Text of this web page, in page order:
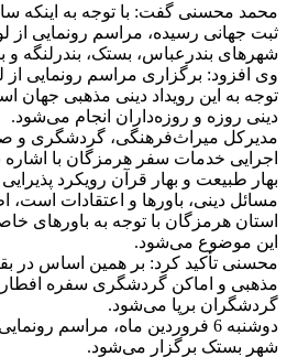
محمد محسنی گفت: با توجه به اینکه
ثبت جهانی رسیده، مراسم رونمایی از
شهرهای بندرعباس، بستک، بندرلنگه و
وی افزود: برگزاری مراسم رونمایی از
توجه به این رویداد دینی مذهبی جهان
دینی روزه و روزه‌داران انجام می‌شود.
مدیرکل میراث‌فرهنگی، گردشگری و
اجرایی خدمات سفر هرمزگان با اشاره
بهار طبیعت و بهار قرآن رویکرد پذیرایی
مسائل دینی، باورها و اعتقادات است،
استان هرمزگان با توجه به باورهای
این موضوع می‌شود.
محسنی تأکید کرد: بر همین اساس در
مذهبی و اماکن گردشگری سفره
گردشگران برپا می‌شود.
دوشنبه 6 فروردین ماه، مراسم
شهر بستک برگزار می‌شود.